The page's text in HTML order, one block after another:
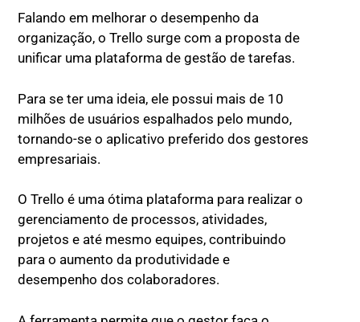
Falando em melhorar o desempenho da
organização, o Trello surge com a proposta de
unificar uma plataforma de gestão de tarefas.
Para se ter uma ideia, ele possui mais de 10
milhões de usuários espalhados pelo mundo,
tornando-se o aplicativo preferido dos gestores
empresariais.
O Trello é uma ótima plataforma para realizar o
gerenciamento de processos, atividades,
projetos e até mesmo equipes, contribuindo
para o aumento da produtividade e
desempenho dos colaboradores.